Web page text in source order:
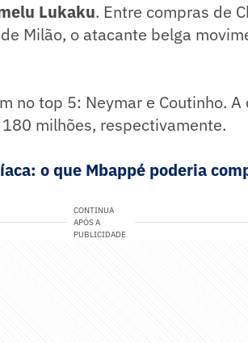
Lukaku. Entre compras de
Milão, o atacante belga
no top 5: Neymar e Coutinho.
milhões, respectivamente.
o que Mbappé poderia
CONTINUA
APÓS A
PUBLICIDADE